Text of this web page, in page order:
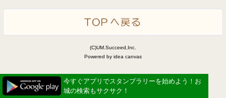
(C)UM.Succeed,Inc.
Powered by idea canvas
今すぐアプリでスタンプラリーを始めよう！お
城の検索もサクサク！